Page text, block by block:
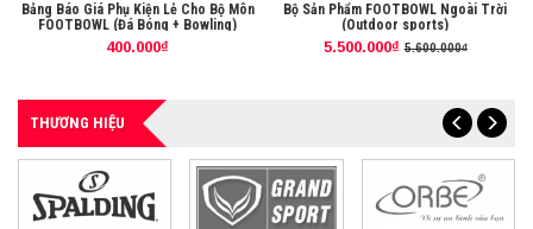
Bảng Báo Giá Phụ Kiện Lẻ Cho Bộ Môn
FOOTBOWL (Đá Bóng + Bowling)
400.000₫
Bộ Sản Phẩm FOOTBOWL Ngoài Trời
(Outdoor sports)
5.500.000₫ 5.600.000₫
THƯƠNG HIỆU